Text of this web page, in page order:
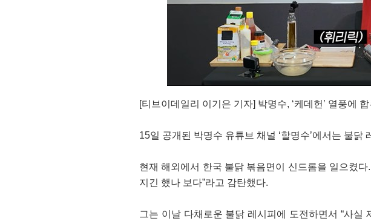
[티브이데일리 이기은 기자] 박명수, ‘케데헌’ 열풍에
15일 공개된 박명수 유튜브 채널 ‘할명수’에서는 불닭
현재 해외에서 한국 불닭 볶음면이 신드롬을 일으켰다
지긴 했나 보다”라고 감탄했다.
그는 이날 다채로운 불닭 레시피에 도전하면서 “사